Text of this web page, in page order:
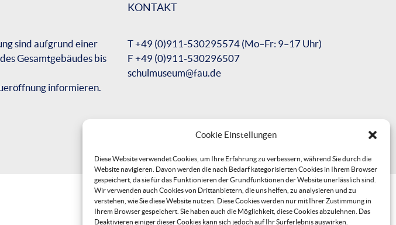
Cookie Einstellungen
Diese Website verwendet Cookies, um Ihre Erfahrung zu verbessern, während Sie durch die
Website navigieren. Davon werden die nach Bedarf kategorisierten Cookies in Ihrem Browser
gespeichert, da sie für das Funktionieren der Grundfunktionen der Website unerlässlich sind.
Wir verwenden auch Cookies von Drittanbietern, die uns helfen, zu analysieren und zu
verstehen, wie Sie diese Website nutzen. Diese Cookies werden nur mit Ihrer Zustimmung in
Ihrem Browser gespeichert. Sie haben auch die Möglichkeit, diese Cookies abzulehnen. Das
Deaktivieren einiger dieser Cookies kann sich jedoch auf Ihr Surferlebnis auswirken.
sind aufgrund einer
Gesamtgebäudes bis
informieren.
KONTAKT
T +49 (0)911-530295574 (Mo–Fr: 9–17 Uhr)
F +49 (0)911-530296507
schulmuseum@fau.de